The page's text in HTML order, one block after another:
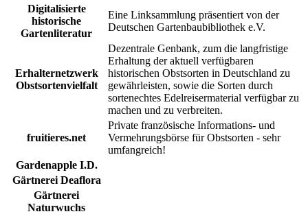
Digitalisierte
historische
Gartenliteratur
Eine Linksammlung präsentiert von der
Deutschen Gartenbaubibliothek e.V.
Erhalternetzwerk
Obstsortenvielfalt
Dezentrale Genbank, zum die langfristige
Erhaltung der aktuell verfügbaren
historischen Obstsorten in Deutschland zu
gewährleisten, sowie die Sorten durch
sortenechtes Edelreisermaterial verfügbar zu
machen und zu verbreiten.
fruitieres.net
Private französische Informations- und
Vermehrungsbörse für Obstsorten - sehr
umfangreich!
Gardenapple I.D.
Gärtnerei Deaflora
Gärtnerei
Naturwuchs